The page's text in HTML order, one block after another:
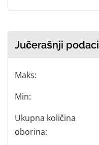
Jučerašnji podaci
Maks:
Min:
Ukupna količina
oborina: